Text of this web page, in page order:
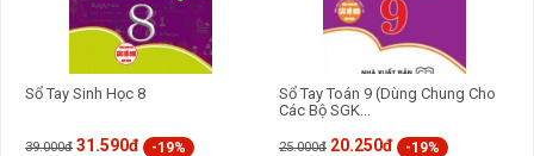
Sổ Tay Sinh Học 8
39.000đ 31.590đ -19%
Sổ Tay Toán 9 (Dùng Chung Cho
Các Bộ SGK...
25.000đ 20.250đ -19%